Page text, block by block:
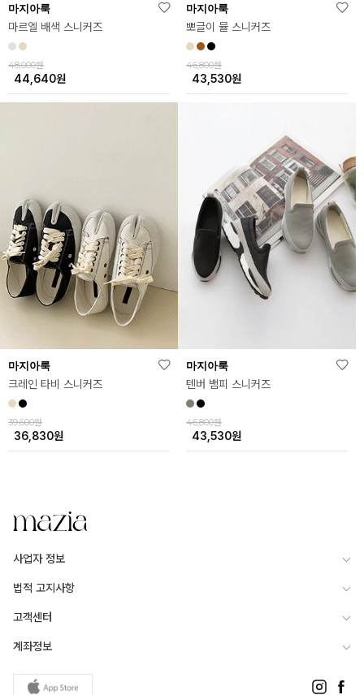
마지아룩
마르엘 배색 스니커즈
48,000원
44,640원
마지아룩
뽀글이 뮬 스니커즈
46,800원
43,530원
마지아룩
크레인 타비 스니커즈
39,600원
36,830원
마지아룩
텐버 뱀피 스니커즈
46,800원
43,530원
사업자 정보
법적 고지사항
고객센터
계좌정보